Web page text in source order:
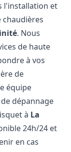
l'installation et
. Nous
de haute
à vos
de
équipe
dépannage
à La
24h/24 et
en cas